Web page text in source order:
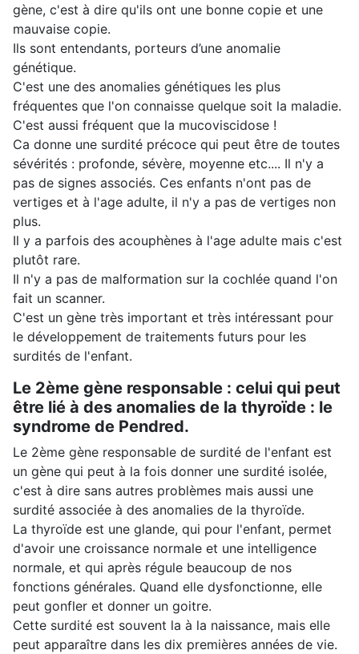
gène, c'est à dire qu'ils ont une bonne copie et une
mauvaise copie.
Ils sont entendants, porteurs d’une anomalie
génétique.
C'est une des anomalies génétiques les plus
fréquentes que l'on connaisse quelque soit la maladie.
C'est aussi fréquent que la mucoviscidose !
Ca donne une surdité précoce qui peut être de toutes
sévérités : profonde, sévère, moyenne etc.... Il n'y a
pas de signes associés. Ces enfants n'ont pas de
vertiges et à l'age adulte, il n'y a pas de vertiges non
plus.
Il y a parfois des acouphènes à l'age adulte mais c'est
plutôt rare.
Il n'y a pas de malformation sur la cochlée quand l'on
fait un scanner.
C'est un gène très important et très intéressant pour
le développement de traitements futurs pour les
surdités de l'enfant.
Le 2ème gène responsable : celui qui peut
être lié à des anomalies de la thyroïde : le
syndrome de Pendred.
Le 2ème gène responsable de surdité de l'enfant est
un gène qui peut à la fois donner une surdité isolée,
c'est à dire sans autres problèmes mais aussi une
surdité associée à des anomalies de la thyroïde.
La thyroïde est une glande, qui pour l'enfant, permet
d'avoir une croissance normale et une intelligence
normale, et qui après régule beaucoup de nos
fonctions générales. Quand elle dysfonctionne, elle
peut gonfler et donner un goitre.
Cette surdité est souvent la à la naissance, mais elle
peut apparaître dans les dix premières années de vie.